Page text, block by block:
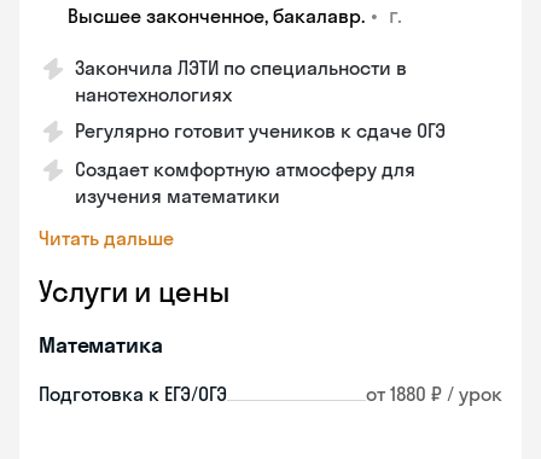
Высшее законченное, бакалавр. • г.
Закончила ЛЭТИ по специальности в
нанотехнологиях
Регулярно готовит учеников к сдаче ОГЭ
Создает комфортную атмосферу для
изучения математики
Читать дальше
Услуги и цены
Математика
Подготовка к ЕГЭ/ОГЭ от 1880 ₽ / урок